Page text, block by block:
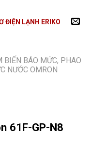
ĐIỆN LẠNH ERIKO
BIẾN BÁO MỨC, PHAO
NƯỚC OMRON
61F-GP-N8